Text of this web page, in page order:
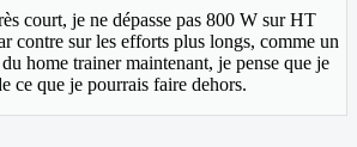
court, je ne dépasse pas 800 W sur HT
contre sur les efforts plus longs, comme un
home trainer maintenant, je pense que je
ce que je pourrais faire dehors.